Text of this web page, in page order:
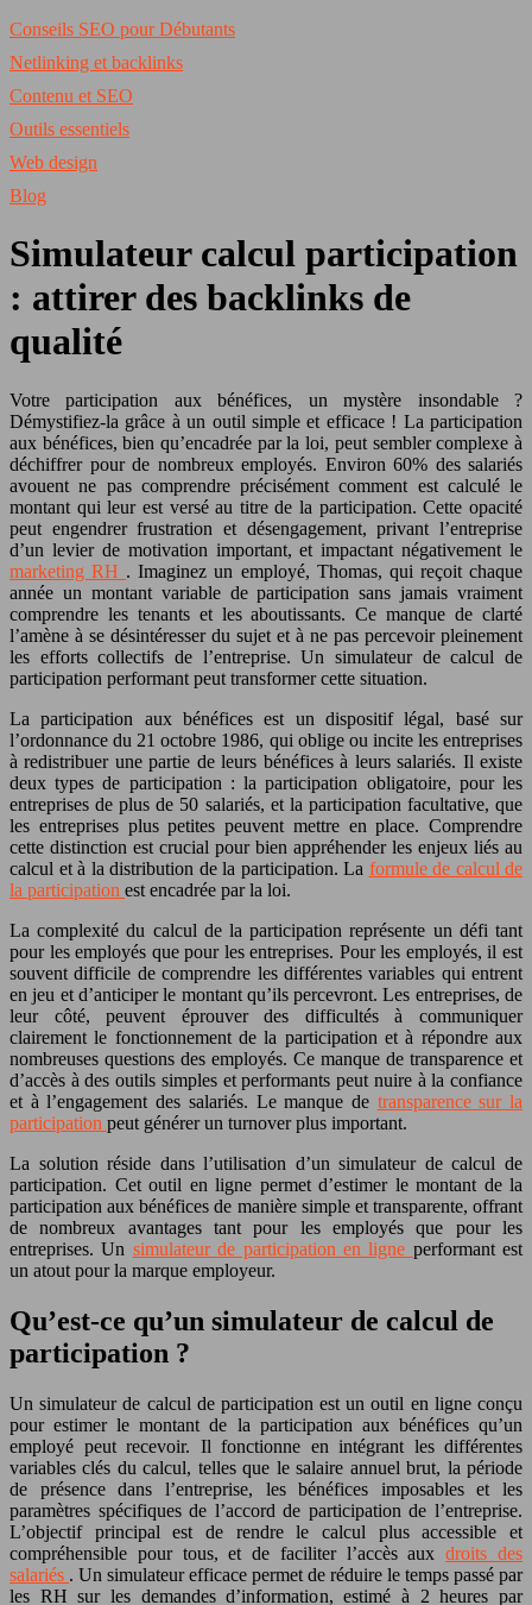
Conseils SEO pour Débutants
Netlinking et backlinks
Contenu et SEO
Outils essentiels
Web design
Blog
Simulateur calcul participation
: attirer des backlinks de
qualité
Votre participation aux bénéfices, un mystère insondable ?
Démystifiez-la grâce à un outil simple et efficace ! La participation
aux bénéfices, bien qu’encadrée par la loi, peut sembler complexe à
déchiffrer pour de nombreux employés. Environ 60% des salariés
avouent ne pas comprendre précisément comment est calculé le
montant qui leur est versé au titre de la participation. Cette opacité
peut engendrer frustration et désengagement, privant l’entreprise
d’un levier de motivation important, et impactant négativement le
marketing RH . Imaginez un employé, Thomas, qui reçoit chaque
année un montant variable de participation sans jamais vraiment
comprendre les tenants et les aboutissants. Ce manque de clarté
l’amène à se désintéresser du sujet et à ne pas percevoir pleinement
les efforts collectifs de l’entreprise. Un simulateur de calcul de
participation performant peut transformer cette situation.
La participation aux bénéfices est un dispositif légal, basé sur
l’ordonnance du 21 octobre 1986, qui oblige ou incite les entreprises
à redistribuer une partie de leurs bénéfices à leurs salariés. Il existe
deux types de participation : la participation obligatoire, pour les
entreprises de plus de 50 salariés, et la participation facultative, que
les entreprises plus petites peuvent mettre en place. Comprendre
cette distinction est crucial pour bien appréhender les enjeux liés au
calcul et à la distribution de la participation. La formule de calcul de
la participation est encadrée par la loi.
La complexité du calcul de la participation représente un défi tant
pour les employés que pour les entreprises. Pour les employés, il est
souvent difficile de comprendre les différentes variables qui entrent
en jeu et d’anticiper le montant qu’ils percevront. Les entreprises, de
leur côté, peuvent éprouver des difficultés à communiquer
clairement le fonctionnement de la participation et à répondre aux
nombreuses questions des employés. Ce manque de transparence et
d’accès à des outils simples et performants peut nuire à la confiance
et à l’engagement des salariés. Le manque de transparence sur la
participation peut générer un turnover plus important.
La solution réside dans l’utilisation d’un simulateur de calcul de
participation. Cet outil en ligne permet d’estimer le montant de la
participation aux bénéfices de manière simple et transparente, offrant
de nombreux avantages tant pour les employés que pour les
entreprises. Un simulateur de participation en ligne performant est
un atout pour la marque employeur.
Qu’est-ce qu’un simulateur de calcul de
participation ?
Un simulateur de calcul de participation est un outil en ligne conçu
pour estimer le montant de la participation aux bénéfices qu’un
employé peut recevoir. Il fonctionne en intégrant les différentes
variables clés du calcul, telles que le salaire annuel brut, la période
de présence dans l’entreprise, les bénéfices imposables et les
paramètres spécifiques de l’accord de participation de l’entreprise.
L’objectif principal est de rendre le calcul plus accessible et
compréhensible pour tous, et de faciliter l’accès auxdroits des
salariés . Un simulateur efficace permet de réduire le temps passé par
les RH sur les demandes d’information, estimé à 2 heures par